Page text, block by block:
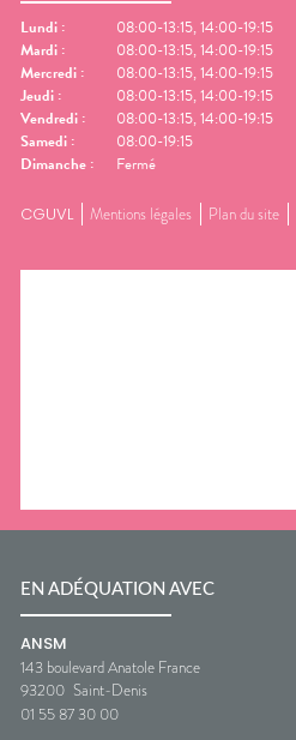
Lundi :
08:00-13:15, 14:00-19:15
Mardi :
08:00-13:15, 14:00-19:15
Mercredi :
08:00-13:15, 14:00-19:15
Jeudi :
08:00-13:15, 14:00-19:15
Vendredi :
08:00-13:15, 14:00-19:15
Samedi :
08:00-19:15
Dimanche : Fermé
CGUVL Mentions légales Plan du site
EN ADÉQUATION AVEC
ANSM
143 boulevard Anatole France
93200 Saint-Denis
01 55 87 30 00